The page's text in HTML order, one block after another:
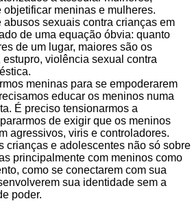
meninas e mulheres.
abusos sexuais contra crianças em
de uma equação óbvia: quanto
de um lugar, maiores são os
violência sexual contra
meninas para se empoderarem
educar os meninos numa
É preciso tensionarmos a
de exigir que os meninos
agressivos, viris e controladores.
crianças e adolescentes não só sobre
principalmente com meninos como
como se conectarem com sua
sua identidade sem a
poder.